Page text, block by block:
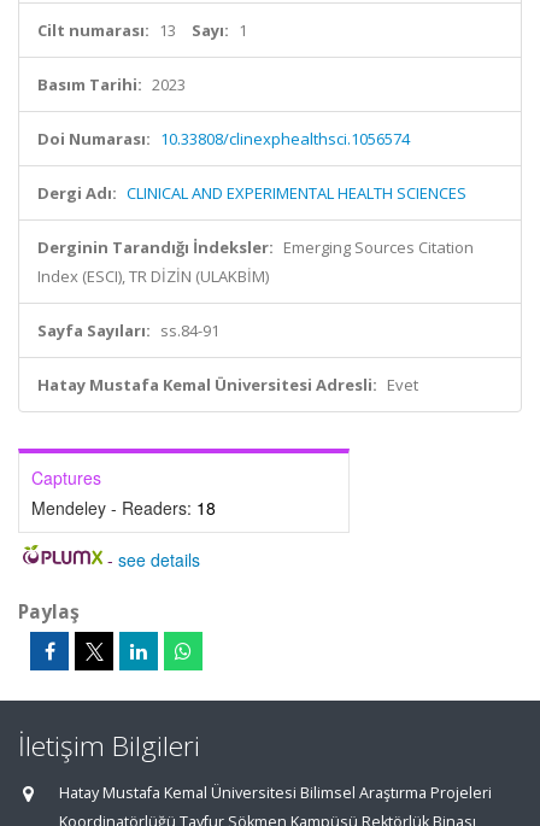
Cilt numarası: 13 Sayı: 1
Basım Tarihi: 2023
Doi Numarası: 10.33808/clinexphealthsci.1056574
Dergi Adı: CLINICAL AND EXPERIMENTAL HEALTH SCIENCES
Derginin Tarandığı İndeksler: Emerging Sources Citation
Index (ESCI), TR DİZİN (ULAKBİM)
Sayfa Sayıları: ss.84-91
Hatay Mustafa Kemal Üniversitesi Adresli: Evet
Captures
Mendeley - Readers: 18
- see details
Paylaş
İletişim Bilgileri
Hatay Mustafa Kemal Üniversitesi Bilimsel Araştırma Projeleri
Koordinatörlüğü Tayfur Sökmen Kampüsü Rektörlük Binası